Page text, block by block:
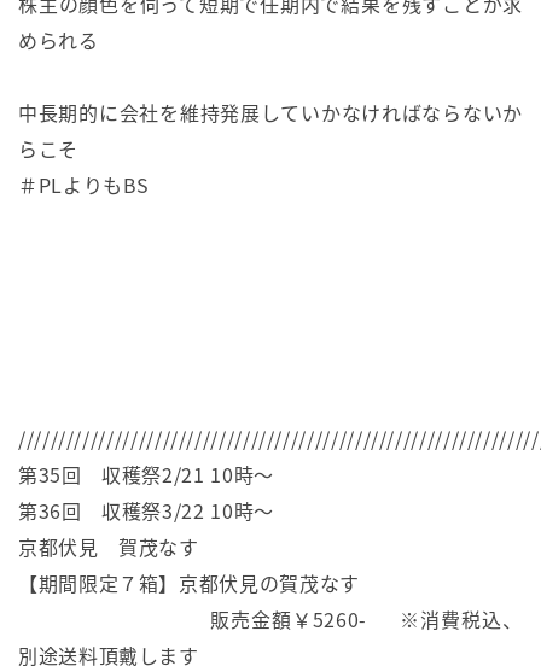
められる
中長期的に会社を維持発展していかなければならないか
らこそ
＃PLよりもBS
第35回 収穫祭2/21 10時～
第36回 収穫祭3/22 10時～
京都伏見 賀茂なす
【期間限定７箱】京都伏見の賀茂なす
販売金額￥5260- ※消費税込、
別途送料頂戴します